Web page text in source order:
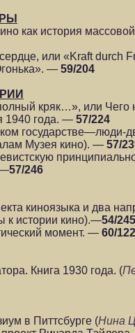
как история
или «Kraft durch
— 59/204
кряк…», или Чего
1940 года. — 57/224
государстве—люди-
Музея кино). — 57/
57/246
киноязыка и два
к истории кино).—54/
момент. — 60/122
Книга 1930 года. (
в Питтсбурге (Нина